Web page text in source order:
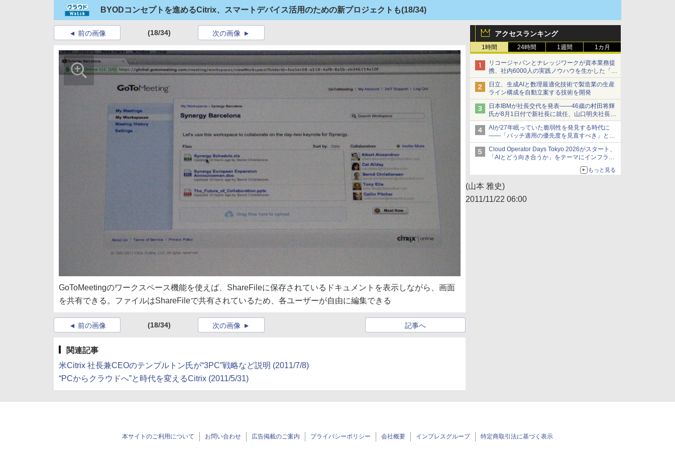
BYODコンセプトを進めるCitrix、スマートデバイス活用のための新プロジェクトも(18/34)
アクセスランキング
1時間 24時間 1週間 1カ月
リコージャパンとナレッジワークが資本業務提
携、社内6000人の実践ノウハウを生かした「AI
商談記録 for RICOH」を展開へ
日立、生成AIと数理最適化技術で製造業の生産
ライン構成を自動立案する技術を開発
日本IBMが社長交代を発表――46歳の村田将輝
氏が8月1日付で新社長に就任、山口明夫社長は
会長へ
AIが27年眠っていた脆弱性を発見する時代に
――「パッチ適用の優先度を見直すべき」とセ
キュリティ専門家
Cloud Operator Days Tokyo 2026がスタート、
「AIとどう向き合うか」をテーマにインフラ運
もっと見る
前の画像 (18/34) 次の画像
GoToMeetingのワークスペース機能を使えば、ShareFileに保存されているドキュメントを表示しながら、画面
を共有できる。ファイルはShareFileで共有されているため、各ユーザーが自由に編集できる
前の画像 (18/34) 記事へ
次の画像
関連記事
米Citrix 社長兼CEOのテンプルトン氏が“3PC”戦略など説明 (2011/7/8)
“PCからクラウドへ”と時代を変えるCitrix (2011/5/31)
(山本 雅史)
2011/11/22 06:00
本サイトのご利用について お問い合わせ 広告掲載のご案内 プライバシーポリシー 会社概要 インプレスグループ 特定商取引法に基づく表示